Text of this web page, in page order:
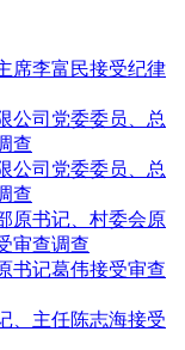
席李富民接受纪律
公司党委委员、总
查
公司党委委员、总
查
原书记、村委会原
审查调查
书记葛伟接受审查
、主任陈志海接受